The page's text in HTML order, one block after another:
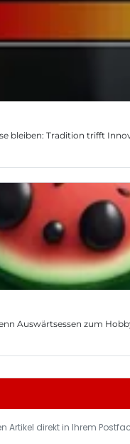
bleiben: Tradition trifft
Auswärtsessen zum
Artikel direkt in Ihrem